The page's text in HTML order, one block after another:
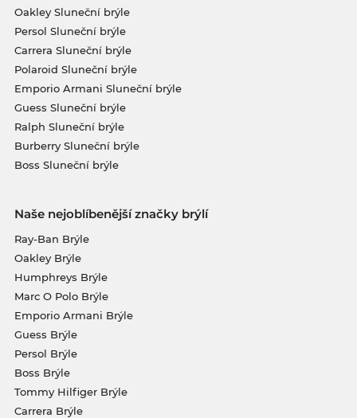
Oakley Sluneční brýle
Persol Sluneční brýle
Carrera Sluneční brýle
Polaroid Sluneční brýle
Emporio Armani Sluneční brýle
Guess Sluneční brýle
Ralph Sluneční brýle
Burberry Sluneční brýle
Boss Sluneční brýle
Naše nejoblíbenější značky brýlí
Ray-Ban Brýle
Oakley Brýle
Humphreys Brýle
Marc O Polo Brýle
Emporio Armani Brýle
Guess Brýle
Persol Brýle
Boss Brýle
Tommy Hilfiger Brýle
Carrera Brýle